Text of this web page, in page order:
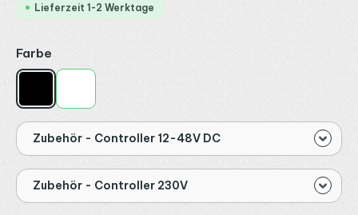
Lieferzeit 1-2 Werktage
Farbe
Zubehör - Controller 12-48V DC
Zubehör - Controller 230V